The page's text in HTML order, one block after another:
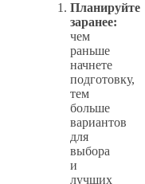
Планируйте
заранее:
чем
раньше
начнете
подготовку,
тем
больше
вариантов
для
выбора
и
лучших